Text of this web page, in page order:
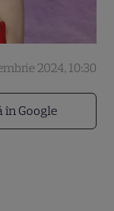
în Google
2024, 10:30